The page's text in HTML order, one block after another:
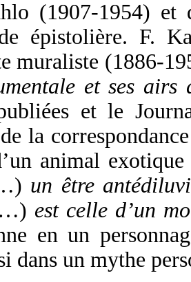
(1907-1954) et
épistolière. F.
muraliste (1886-
et ses airs
et le
la
animal
un être
est celle d’un
en un
dans un mythe